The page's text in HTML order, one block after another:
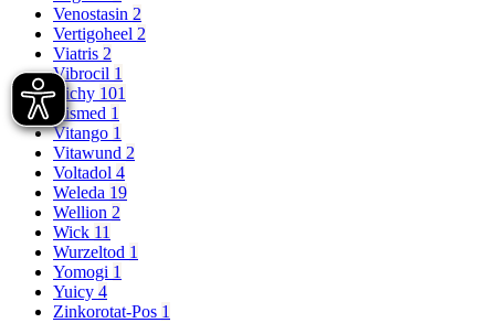
Venostasin 2
Vertigoheel 2
Viatris 2
Vibrocil 1
Vichy 101
Vismed 1
Vitango 1
Vitawund 2
Voltadol 4
Weleda 19
Wellion 2
Wick 11
Wurzeltod 1
Yomogi 1
Yuicy 4
Zinkorotat-Pos 1